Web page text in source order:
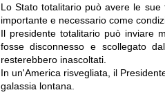
Lo Stato totalitario può avere le
importante e necessario come
Il presidente totalitario può inviare
fosse disconnesso e scollegato
resterebbero inascoltati.
In un'America risvegliata, il
galassia lontana.